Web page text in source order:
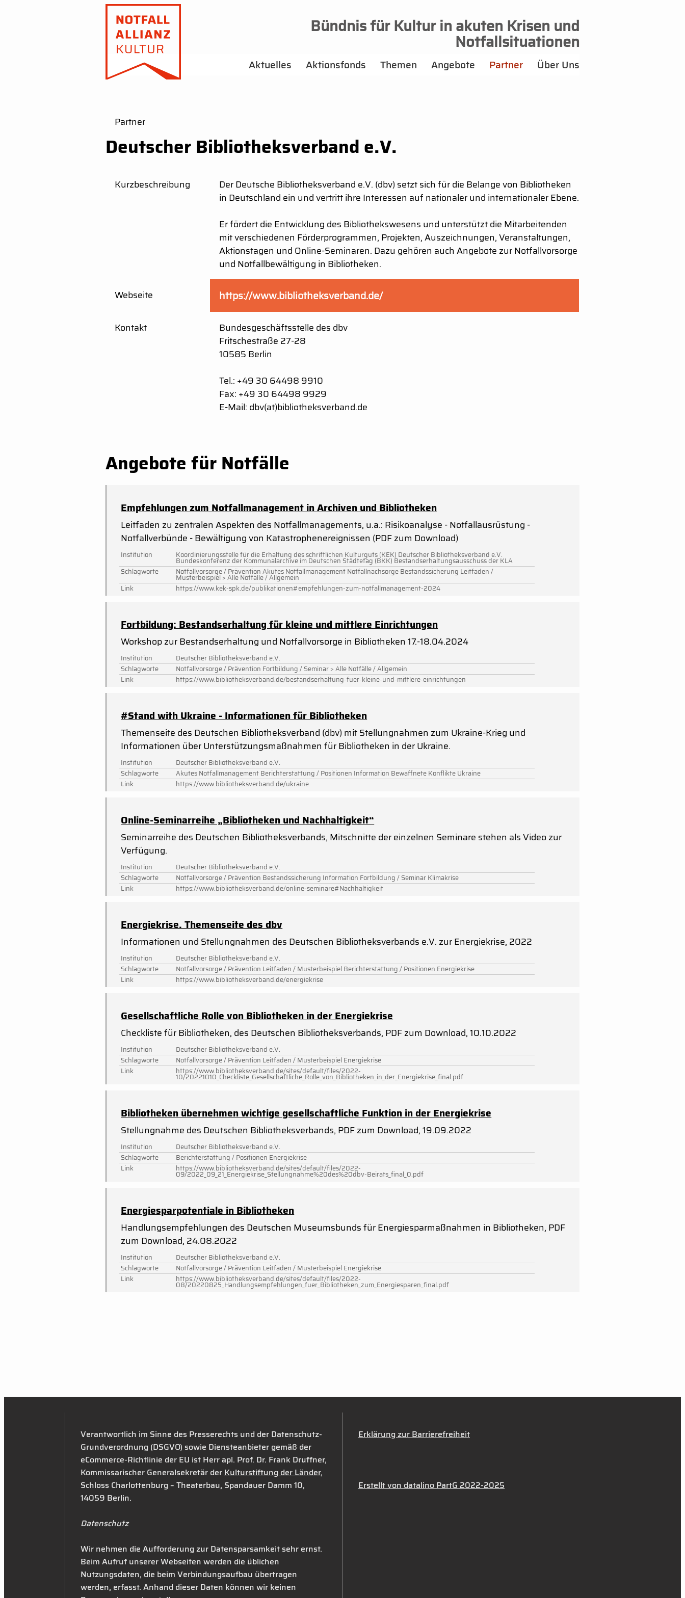
Bündnis für Kultur in akuten Krisen und
Notfallsituationen
Aktuelles Aktionsfonds Themen Angebote Partner Über Uns
Partner
Deutscher Bibliotheksverband e.V.
Kurzbeschreibung
Der Deutsche Bibliotheksverband e.V. (dbv) setzt sich für die Belange von Bibliotheken
in Deutschland ein und vertritt ihre Interessen auf nationaler und internationaler Ebene.
Er fördert die Entwicklung des Bibliothekswesens und unterstützt die Mitarbeitenden
mit verschiedenen Förderprogrammen, Projekten, Auszeichnungen, Veranstaltungen,
Aktionstagen und Online-Seminaren. Dazu gehören auch Angebote zur Notfallvorsorge
und Notfallbewältigung in Bibliotheken.
Webseite https://www.bibliotheksverband.de/
Kontakt
Bundesgeschäftsstelle des dbv
Fritschestraße 27-28
10585 Berlin
Tel.: +49 30 64498 9910
Fax: +49 30 64498 9929
E-Mail: dbv(at)bibliotheksverband.de
Angebote für Notfälle
Empfehlungen zum Notfallmanagement in Archiven und Bibliotheken
Leitfaden zu zentralen Aspekten des Notfallmanagements, u.a.: Risikoanalyse - Notfallausrüstung -
Notfallverbünde - Bewältigung von Katastrophenereignissen (PDF zum Download)
Institution Koordinierungsstelle für die Erhaltung des schriftlichen Kulturguts (KEK) Deutscher Bibliotheksverband e.V.
Bundeskonferenz der Kommunalarchive im Deutschen Städtetag (BKK) Bestandserhaltungsausschuss der KLA
Schlagworte
Notfallvorsorge / Prävention Akutes Notfallmanagement Notfallnachsorge Bestandssicherung Leitfaden /
Musterbeispiel > Alle Notfälle / Allgemein
Link
https://www.kek-spk.de/publikationen#empfehlungen-zum-notfallmanagement-2024
Fortbildung: Be­stands­er­hal­tung für klei­ne und mitt­le­re Ein­rich­tun­gen
Workshop zur Bestandserhaltung und Notfallvorsorge in Bibliotheken 17.-18.04.2024
Institution
Deutscher Bibliotheksverband e.V.
Schlagworte
Notfallvorsorge / Prävention Fortbildung / Seminar > Alle Notfälle / Allgemein
Link
https://www.bibliotheksverband.de/bestandserhaltung-fuer-kleine-und-mittlere-einrichtungen
#Stand with Ukraine - Informationen für Bibliotheken
Themenseite des Deutschen Bibliotheksverband (dbv) mit Stellungnahmen zum Ukraine-Krieg und
Informationen über Unterstützungsmaßnahmen für Bibliotheken in der Ukraine.
Institution
Deutscher Bibliotheksverband e.V.
Schlagworte
Akutes Notfallmanagement Berichterstattung / Positionen Information Bewaffnete Konflikte Ukraine
Link
https://www.bibliotheksverband.de/ukraine
Online-Seminarreihe „Bibliotheken und Nachhaltigkeit“
Seminarreihe des Deutschen Bibliotheksverbands, Mitschnitte der einzelnen Seminare stehen als Video zur
Verfügung.
Institution
Deutscher Bibliotheksverband e.V.
Schlagworte
Notfallvorsorge / Prävention Bestandssicherung Information Fortbildung / Seminar Klimakrise
Link
https://www.bibliotheksverband.de/online-seminare#Nachhaltigkeit
Energiekrise. Themenseite des dbv
Informationen und Stellungnahmen des Deutschen Bibliotheksverbands e.V. zur Energiekrise, 2022
Institution
Deutscher Bibliotheksverband e.V.
Schlagworte
Notfallvorsorge / Prävention Leitfaden / Musterbeispiel Berichterstattung / Positionen Energiekrise
Link
https://www.bibliotheksverband.de/energiekrise
Gesellschaftliche Rolle von Bibliotheken in der Energiekrise
Checkliste für Bibliotheken, des Deutschen Bibliotheksverbands, PDF zum Download, 10.10.2022
Institution
Deutscher Bibliotheksverband e.V.
Schlagworte
Notfallvorsorge / Prävention Leitfaden / Musterbeispiel Energiekrise
Link
https://www.bibliotheksverband.de/sites/default/files/2022-
10/20221010_Checkliste_Gesellschaftliche_Rolle_von_Bibliotheken_in_der_Energiekrise_final.pdf
Bibliotheken übernehmen wichtige gesellschaftliche Funktion in der Energiekrise
Stellungnahme des Deutschen Bibliotheksverbands, PDF zum Download, 19.09.2022
Institution
Deutscher Bibliotheksverband e.V.
Schlagworte
Berichterstattung / Positionen Energiekrise
Link
https://www.bibliotheksverband.de/sites/default/files/2022-
09/2022_09_21_Energiekrise_Stellungnahme%20des%20dbv-Beirats_final_0.pdf
Energiesparpotentiale in Bibliotheken
Handlungsempfehlungen des Deutschen Museumsbunds für Energiesparmaßnahmen in Bibliotheken, PDF
zum Download, 24.08.2022
Institution
Deutscher Bibliotheksverband e.V.
Schlagworte
Notfallvorsorge / Prävention Leitfaden / Musterbeispiel Energiekrise
Link
https://www.bibliotheksverband.de/sites/default/files/2022-
08/20220825_Handlungsempfehlungen_fuer_Bibliotheken_zum_Energiesparen_final.pdf
Verantwortlich im Sinne des Presserechts und der Datenschutz-
Grundverordnung (DSGVO) sowie Diensteanbieter gemäß der
eCommerce-Richtlinie der EU ist Herr apl. Prof. Dr. Frank Druffner,
Kommissarischer Generalsekretär derKulturstiftung der Länder,
Schloss Charlottenburg – Theaterbau, Spandauer Damm 10,
14059 Berlin.
Datenschutz
Wir nehmen die Aufforderung zur Datensparsamkeit sehr ernst.
Beim Aufruf unserer Webseiten werden die üblichen
Nutzungsdaten, die beim Verbindungsaufbau übertragen
werden, erfasst. Anhand dieser Daten können wir keinen
Erklärung zur Barrierefreiheit
Erstellt von datalino PartG 2022-2025